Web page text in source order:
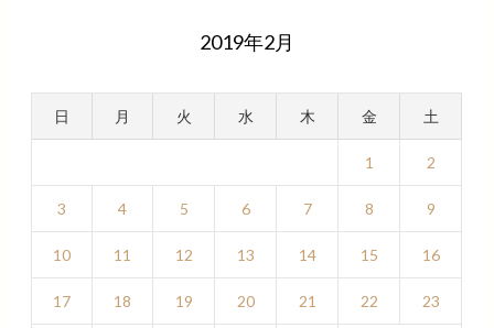
2019年2月
日 月 火 水 木 金 土
1 2
3 4 5 6 7 8 9
10 11 12 13 14 15 16
17 18 19 20 21 22 23